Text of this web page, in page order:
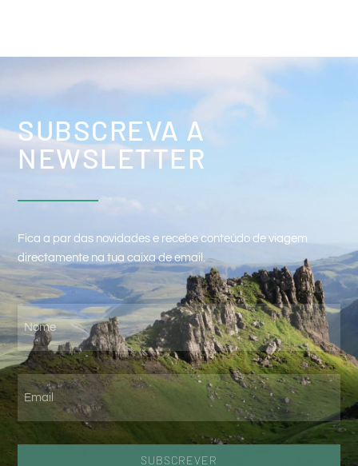
SUBSCREVA A
NEWSLETTER
Fica a par das novidades e recebe conteúdo de viagem
directamente na tua caixa de email.
SUBSCREVER